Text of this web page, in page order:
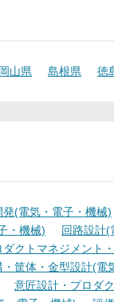
岡山県 島根県 徳
発(電気・電子・機械)
・機械)
回路設計(
ダクトマネジメント
筐体・金型設計(電
意匠設計・プロダ